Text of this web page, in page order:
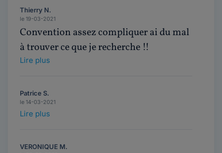
Thierry N.
le 19-03-2021
Convention assez compliquer ai du mal
à trouver ce que je recherche !!
Lire plus
Patrice S.
le 14-03-2021
Lire plus
VERONIQUE M.